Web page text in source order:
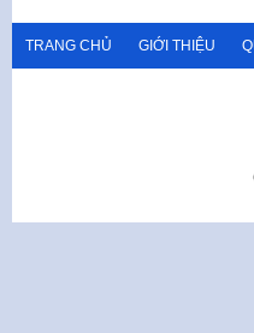
TRANG CHỦ GIỚI THIỆU